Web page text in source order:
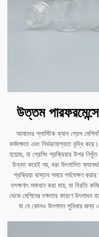
উত্তম
আমাদের প্লাস্টিক ক্যান প্রেস
কর্মদক্ষতা এবং নির্ভরযোগ্যতা বৃদ্ধি
হয়েছে, যা প্রেসিং প্রক্রিয়ার উপর
উন্নত করেই নয়, বরং উৎপাদিত
প্রক্রিয়া বাস্তব সময়ে পর্যবেক্ষণ
তৎক্ষণাৎ সমাধান করা যায়, যা বিরতি
থেকে মেশিনের দক্ষতার কারণে উৎপাদন
যা যে কোনও উৎপাদন সুবিধার জন্য